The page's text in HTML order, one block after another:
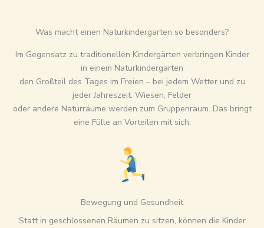
Was macht einen Naturkindergarten so besonders?
Im Gegensatz zu traditionellen Kindergärten verbringen Kinder
in einem Naturkindergarten
den Großteil des Tages im Freien – bei jedem Wetter und zu
jeder Jahreszeit. Wiesen, Felder
oder andere Naturräume werden zum Gruppenraum. Das bringt
eine Fülle an Vorteilen mit sich:
Bewegung und Gesundheit
Statt in geschlossenen Räumen zu sitzen, können die Kinder